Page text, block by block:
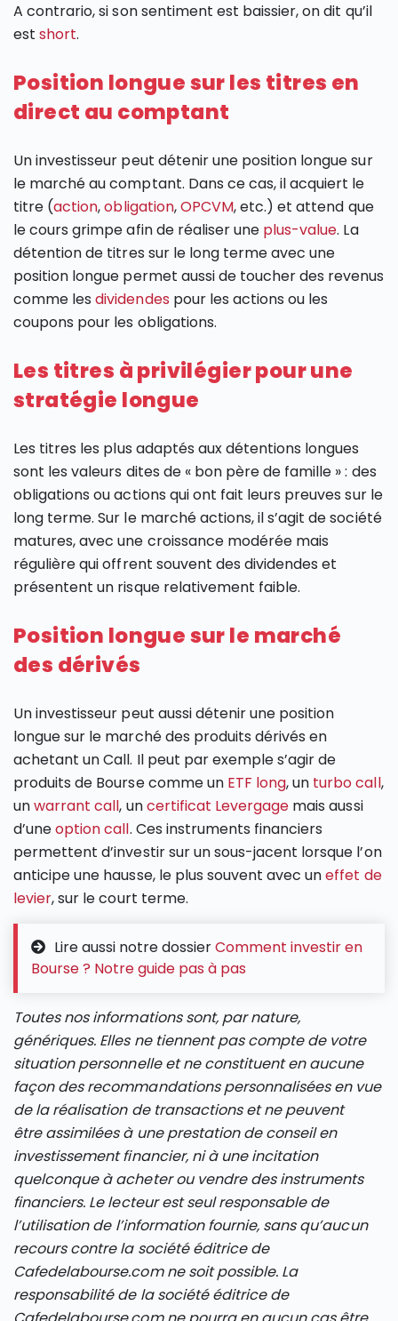
A contrario, si son sentiment est baissier, on dit qu’il
estshort.
Position longue sur les titres en
direct au comptant
Un investisseur peut détenir une position longue sur
le marché au comptant. Dans ce cas, il acquiert le
titre (action,obligation,OPCVM, etc.) et attend que
le cours grimpe afin de réaliser une plus-value. La
détention de titres sur le long terme avec une
position longue permet aussi de toucher des revenus
comme lesdividendes pour les actions ou les
coupons pour les obligations.
Les titres à privilégier pour une
stratégie longue
Les titres les plus adaptés aux détentions longues
sont les valeurs dites de « bon père de famille » : des
obligations ou actions qui ont fait leurs preuves sur le
long terme. Sur le marché actions, il s’agit de société
matures, avec une croissance modérée mais
régulière qui offrent souvent des dividendes et
présentent un risque relativement faible.
Position longue sur le marché
des dérivés
Un investisseur peut aussi détenir une position
longue sur le marché des produits dérivés en
achetant un Call. Il peut par exemple s’agir de
produits de Bourse comme un ETF long, un turbo call,
unwarrant call, uncertificat Levergage mais aussi
d’uneoption call. Ces instruments financiers
permettent d’investir sur un sous-jacent lorsque l’on
anticipe une hausse, le plus souvent avec uneffet de
levier, sur le court terme.
Lire aussi notre dossierComment investir en
Bourse ? Notre guide pas à pas
Toutes nos informations sont, par nature,
génériques. Elles ne tiennent pas compte de votre
situation personnelle et ne constituent en aucune
façon des recommandations personnalisées en vue
de la réalisation de transactions et ne peuvent
être assimilées à une prestation de conseil en
investissement financier, ni à une incitation
quelconque à acheter ou vendre des instruments
financiers. Le lecteur est seul responsable de
l’utilisation de l’information fournie, sans qu’aucun
recours contre la société éditrice de
Cafedelabourse.com ne soit possible. La
responsabilité de la société éditrice de